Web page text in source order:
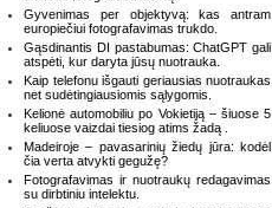
Gyvenimas per objektyvą: kas antram
europiečiui fotografavimas trukdo.
Gąsdinantis DI pastabumas: ChatGPT gali
atspėti, kur daryta jūsų nuotrauka.
Kaip telefonu išgauti geriausias nuotraukas
net sudėtingiausiomis sąlygomis.
Kelionė automobiliu po Vokietiją – šiuose 5
keliuose vaizdai tiesiog atims žadą .
Madeiroje – pavasarinių žiedų jūra: kodėl
čia verta atvykti gegužę?
Fotografavimas ir nuotraukų redagavimas
su dirbtiniu intelektu.